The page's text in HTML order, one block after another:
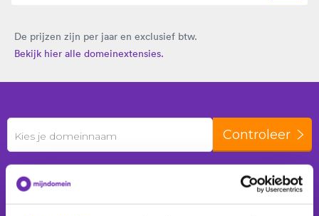
De prijzen zijn per jaar en exclusief btw.
Bekijk hier alle domeinextensies.
Kies je domeinnaam Controleer
248 domeinnamen